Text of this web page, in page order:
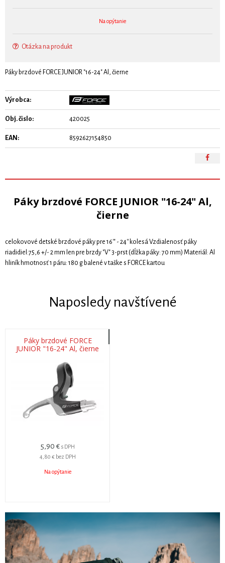
Na opýtanie
Otázka na produkt
Páky brzdové FORCE JUNIOR "16-24" Al, čierne
Výrobca:
Obj. čislo: 420025
EAN: 8592627154850
Páky brzdové FORCE JUNIOR "16-24" Al,
čierne
celokovové detské brzdové páky pre 16'" - 24'' kolesá Vzdialenosť páky
riadidiel:75,6 +/- 2 mm len pre brzdy "V" 3-prst (dĺžka páky: 70 mm) Materiál: Al
hliník hmotnosť 1 páru: 180 g balené v taške s FORCE kartou
Naposledy navštívené
Páky brzdové FORCE
JUNIOR "16-24" Al, čierne
5,90 € s DPH
4,80 € bez DPH
Na opýtanie